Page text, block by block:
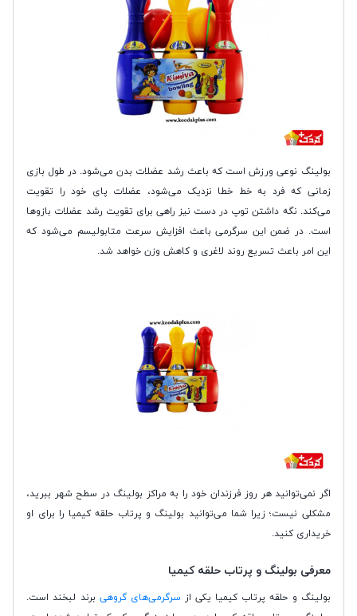
بولینگ نوعی ورزش است که باعث رشد عضلات بدن می‌شود. در طول بازی
زمانی که فرد به خط خطا نزدیک می‌شود، عضلات پای خود را تقویت
می‌کند. نگه داشتن توپ در دست نیز راهی برای تقویت رشد عضلات بازوها
است. در ضمن این سرگرمی باعث افزایش سرعت متابولیسم می‌شود که
این امر باعث تسریع روند لاغری و کاهش وزن خواهد شد.
اگر نمی‌توانید هر روز فرزندان خود را به مراکز بولینگ در سطح شهر ببرید،
مشکلی نیست؛ زیرا شما می‌توانید بولینگ و پرتاب حلقه کیمیا را برای او
خریداری کنید.
معرفی بولینگ و پرتاب حلقه کیمیا
بولینگ و حلقه پرتاب کیمیا یکی از سرگرمی‌های گروهی برند لبخند است.